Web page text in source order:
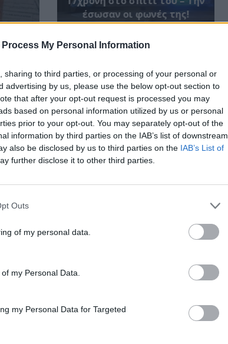
Process My Personal Information
sharing to third parties, or processing of your personal or
advertising by us, please use the below opt-out section to
that after your opt-out request is processed you may
based on personal information utilized by us or personal
prior to your opt-out. You may separately opt-out of the
information by third parties on the IAB’s list of downstream
also be disclosed by us to third parties on the IAB’s List of
further disclose it to other third parties.
Outs
of my personal data.
my Personal Data.
my Personal Data for Targeted
έσωσαν οι φωνές της!